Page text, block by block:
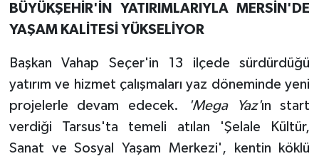
BÜYÜKŞEHİR'İN YATIRIMLARIYLA MERSİN'DE
YAŞAM KALİTESİ YÜKSELİYOR
Başkan Vahap Seçer'in 13 ilçede sürdürdüğü
yatırım ve hizmet çalışmaları yaz döneminde yeni
projelerle devam edecek.
'Mega Yaz'ın start
verdiği Tarsus'ta temeli atılan 'Şelale Kültür,
Sanat ve Sosyal Yaşam Merkezi', kentin köklü